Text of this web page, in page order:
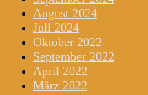
August 2024
Juli 2024
Oktober 2022
September 2022
April 2022
März 2022